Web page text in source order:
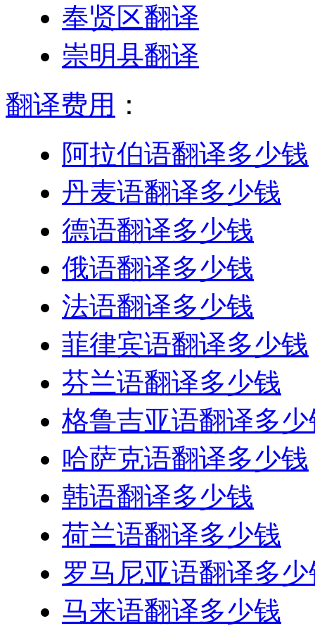
奉贤区翻译
崇明县翻译
翻译费用 ：
阿拉伯语翻译多少钱
丹麦语翻译多少钱
德语翻译多少钱
俄语翻译多少钱
法语翻译多少钱
菲律宾语翻译多少钱
芬兰语翻译多少钱
格鲁吉亚语翻译多少
哈萨克语翻译多少钱
韩语翻译多少钱
荷兰语翻译多少钱
罗马尼亚语翻译多少
马来语翻译多少钱